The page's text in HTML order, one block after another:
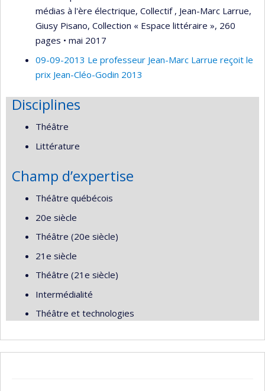
médias à l'ère électrique, Collectif , Jean-Marc Larrue,
Giusy Pisano, Collection « Espace littéraire », 260
pages • mai 2017
09-09-2013 Le professeur Jean-Marc Larrue reçoit le
prix Jean-Cléo-Godin 2013
Disciplines
Théâtre
Littérature
Champ d’expertise
Théâtre québécois
20e siècle
Théâtre (20e siècle)
21e siècle
Théâtre (21e siècle)
Intermédialité
Théâtre et technologies